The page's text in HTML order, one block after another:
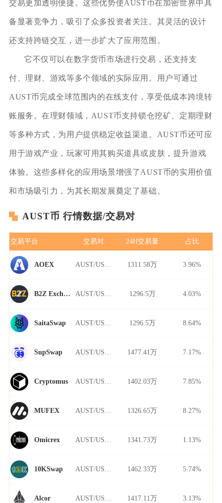
交易更加透明便捷。这些优势使AUST币在加密世界中具
备显著竞争力，吸引了众多投资者关注。其灵活的设计
还支持跨链交互，进一步扩大了应用范围。
它不仅可以在数字货币市场进行交易，还支持支
付、理财、游戏等多个领域的实际应用。用户可通过
AUST币完成全球范围内的在线支付，享受低成本跨境转
账服务。在理财领域，AUST币支持锁仓挖矿、定期理财
等多种方式，为用户提供稳定收益渠道。AUST币还可应
用于游戏产业，玩家可用其购买道具或皮肤，提升游戏
体验。这些多样化的应用场景增强了AUST币的实用价值
和市场吸引力，为其长期发展奠定了基础。
AUST币 行情数据/交易对
交易平台 交易对 24H交易量 占比
AOEX 1311.58万 3.96%
B2Z Exchange 1296.5万 4.03%
SaitaSwap 1296.5万 8.64%
SupSwap 1477.41万 7.17%
Cryptomus 1402.03万 7.85%
MUFEX 1326.65万 8.27%
Omicrex 1341.73万 1.13%
10KSwap 1462.33万 5.74%
Alcor 1417.11万 3.13%